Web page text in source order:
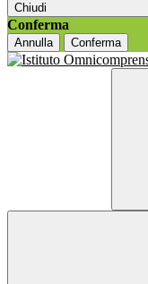
Chiudi
Conferma
Annulla Conferma